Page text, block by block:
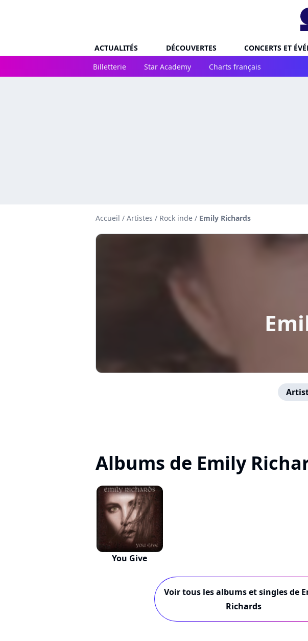
ACTUALITÉS DÉCOUVERTES CONCERTS ET
Billetterie
Star Academy Charts français
Accueil / Artistes / Rock inde / Emily Richards
Albums de Emily
You Give
Voir tous les albums et singles de
Richards